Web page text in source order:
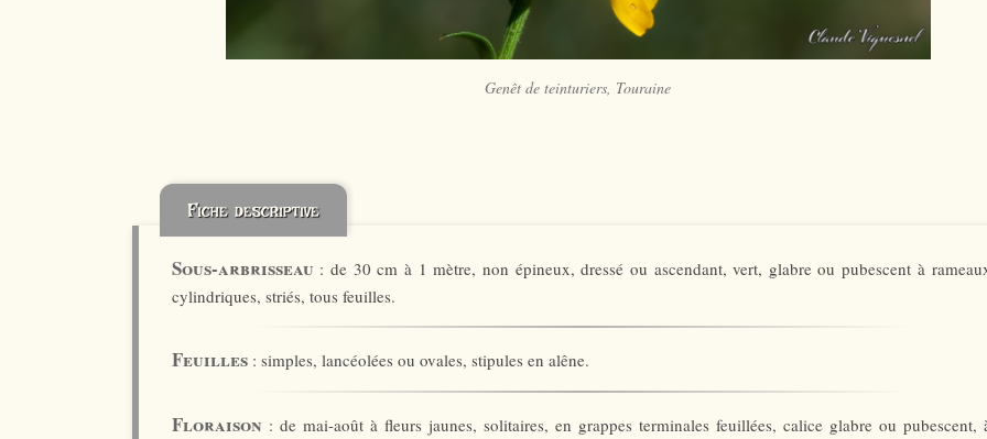
Genêt de teinturiers, Touraine
Fiche descriptive
Sous-arbrisseau : de 30 cm à 1 mètre, non épineux, dressé ou ascendant, vert, glabre ou pubescent à
cylindriques, striés, tous feuilles.
Feuilles: simples, lancéolées ou ovales, stipules en alêne.
Floraison : de mai-août à fleurs jaunes, solitaires, en grappes terminales feuillées, calice glabre ou pubescent,